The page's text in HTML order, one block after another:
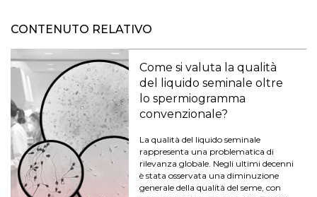
CONTENUTO RELATIVO
Come si valuta la qualità
del liquido seminale oltre
lo spermiogramma
convenzionale?
La qualità del liquido seminale
rappresenta una problematica di
rilevanza globale. Negli ultimi decenni
è stata osservata una diminuzione
generale della qualità del seme, con